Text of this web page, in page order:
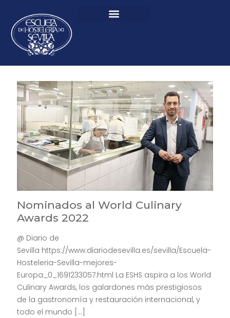
Nominados al World Culinary
Awards 2022
@ Diario de
Sevilla https://www.diariodesevilla.es/sevilla/Escuela-
Hosteleria-Sevilla-mejores-
Europa_0_1691233057.html La ESHS aspira a los World
Culinary Awards, los galardones más prestigiosos
de la gastronomía y restauración internacional, y
todo el mundo […]